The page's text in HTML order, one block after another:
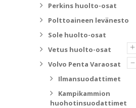
Perkins huolto-osat
Polttoaineen levänesto
Sole huolto-osat
+
Vetus huolto-osat
–
Volvo Penta Varaosat
Ilmansuodattimet
Kampikammion
huohotinsuodattimet